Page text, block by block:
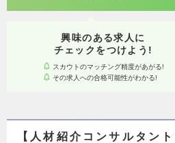
興味のある求人に
チェックをつけよう!
スカウトのマッチング精度があがる!
その求人への合格可能性がわかる!
【人材紹介コンサルタン